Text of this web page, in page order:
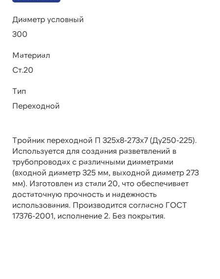
Диаметр условный
300
Материал
Ст.20
Тип
Переходной
Тройник переходной П 325х8-273х7 (Ду250-225).
Используется для создания разветвлений в
трубопроводах с различными диаметрами
(входной диаметр 325 мм, выходной диаметр 273
мм). Изготовлен из стали 20, что обеспечивает
достаточную прочность и надежность
использования. Производится согласно ГОСТ
17376-2001, исполнение 2. Без покрытия.